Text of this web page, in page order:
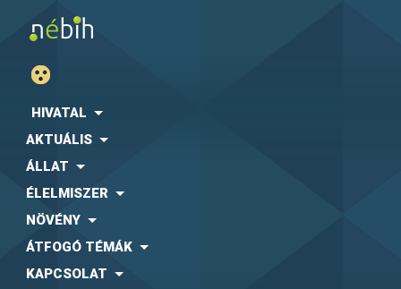
HIVATAL
AKTUÁLIS
ÁLLAT
ÉLELMISZER
NÖVÉNY
ÁTFOGÓ TÉMÁK
KAPCSOLAT